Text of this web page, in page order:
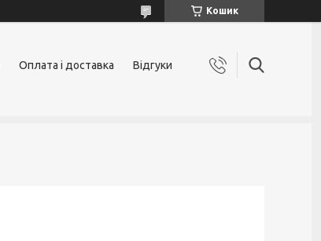
Кошик
Оплата і доставка Відгуки